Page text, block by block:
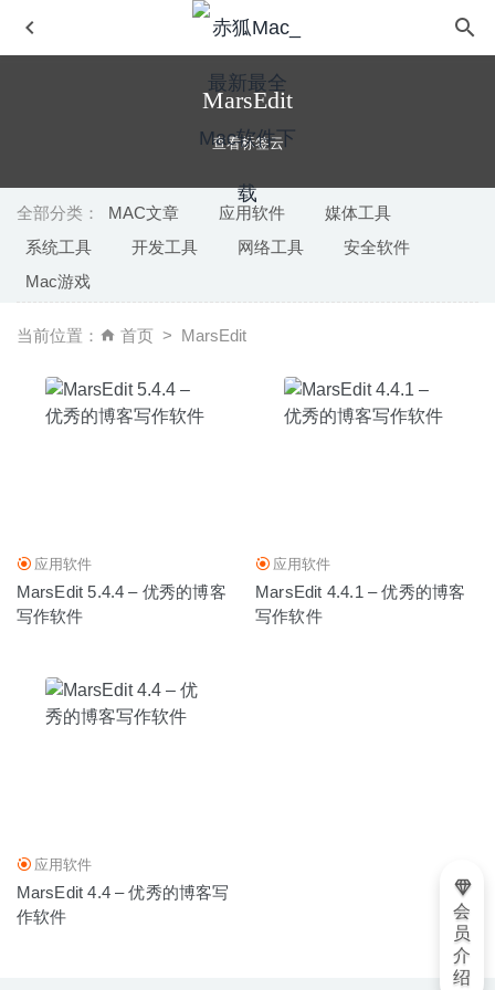
MarsEdit
查看标签云
全部分类： MAC文章 应用软件
媒体工具
系统工具
开发工具 网络工具
安全软件
Mac游戏
当前位置： 首页 MarsEdit
应用软件
MarsEdit 5.4.4 – 优秀的博客
写作软件
应用软件
MarsEdit 4.4.1 – 优秀的博客
写作软件
应用软件
MarsEdit 4.4 – 优秀的博客写
作软件
会
员
介
绍
Adobe Premiere Rush 2020 1.5.25 中文版-优秀的短视频
剪辑工具
2020-08-17
Serial Box 06.2020 – 正版软件激活码序列号大全 2020-06-
02